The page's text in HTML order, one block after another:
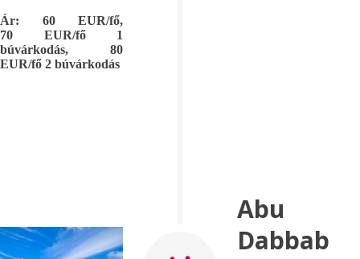
Ár: 60 EUR/fő,
70 EUR/fő 1
búvárkodás, 80
EUR/fő 2 búvárkodás
Abu
Dabbab